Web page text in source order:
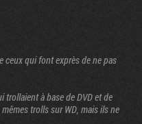
ceux qui font exprès de ne pas
trollaient à base de DVD et de
trolls sur WD, mais ils ne